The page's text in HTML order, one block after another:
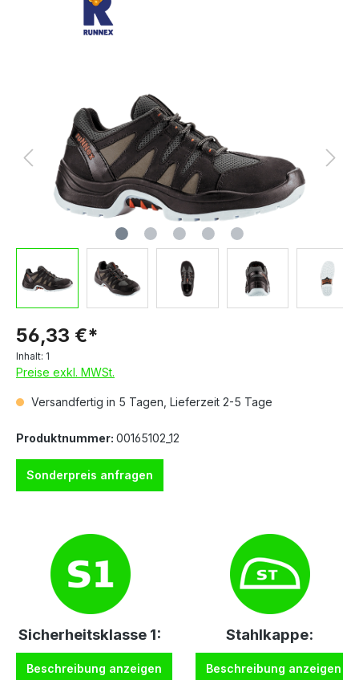
56,33 €*
Inhalt: 1
Preise exkl. MWSt.
Versandfertig in 5 Tagen, Lieferzeit 2-5 Tage
Produktnummer: 00165102_12
Sonderpreis anfragen
Sicherheitsklasse 1:
Beschreibung anzeigen
Stahlkappe:
Beschreibung anzeigen